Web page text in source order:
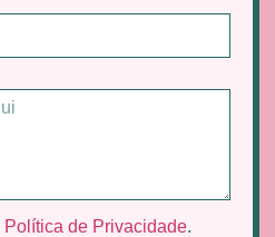
Política de Privacidade.